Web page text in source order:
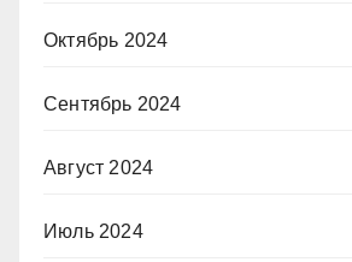
Октябрь 2024
Сентябрь 2024
Август 2024
Июль 2024